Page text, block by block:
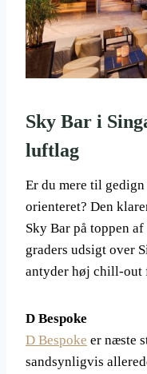
Sky Bar i
luftlag
Er du mere til
orienteret? Den
Sky Bar på toppen
graders udsigt over
antyder høj chill-out
D Bespoke
D Bespoke er næste
sandsynligvis